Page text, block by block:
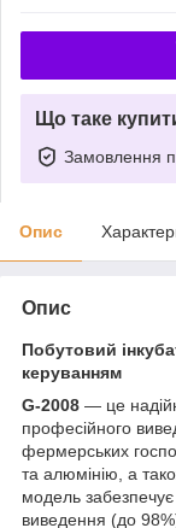
Що таке
Замовлення
Опис
Опис
Побутовий
керуванням
G-2008 — це
професійного
фермерських
та алюмінію, а
модель забезпечує
виведення (до